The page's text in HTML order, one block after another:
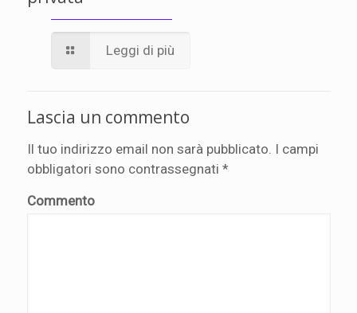
Leggi di più
Lascia un commento
Il tuo indirizzo email non sarà pubblicato. I campi
obbligatori sono contrassegnati *
Commento